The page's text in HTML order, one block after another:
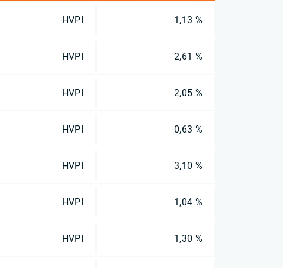
HVPI 1,13 %
HVPI 2,61 %
HVPI 2,05 %
HVPI 0,63 %
HVPI 3,10 %
HVPI 1,04 %
HVPI 1,30 %